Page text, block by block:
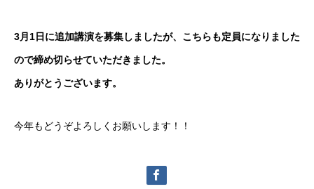
3月1日に追加講演を募集しましたが、こちらも定員になりました
ので締め切らせていただきました。
ありがとうございます。
今年もどうぞよろしくお願いします！！